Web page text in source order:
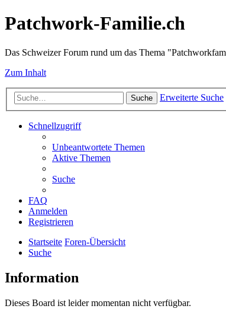
Patchwork-Familie.ch
Das Schweizer Forum rund um das Thema
Zum Inhalt
Suche Erweiterte Suche
Schnellzugriff
Unbeantwortete Themen
Aktive Themen
Suche
FAQ
Anmelden
Registrieren
Startseite Foren-Übersicht
Suche
Information
Dieses Board ist leider momentan nicht verfügbar.